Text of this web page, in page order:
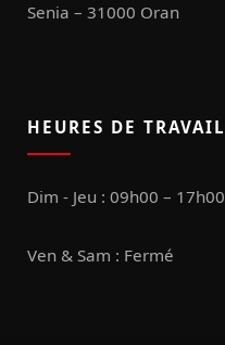
Senia – 31000 Oran
HEURES DE TRAVAIL
Dim - Jeu : 09h00 – 17h00
Ven & Sam : Fermé